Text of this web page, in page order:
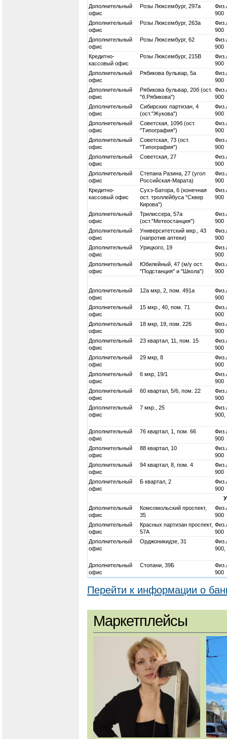
Дополнительный
офис
Розы Люксембург, 297а
900
Дополнительный
офис
Розы Люксембург, 263а
900
Дополнительный
офис
Розы Люксембург, 62
900
Кредитно-
кассовый офис
Розы Люксембург, 215В
900
Дополнительный
офис
Рябикова бульвар, 5а
900
Дополнительный
офис
Рябикова бульвар, 20б (ост.
"б.Рябикова")
900
Дополнительный
офис
Сибирских партизан, 4
(ост."Жукова")
900
Дополнительный
офис
Советская, 109б (ост.
"Типография")
900
Дополнительный
офис
Советская, 73 (ост.
"Типография")
900
Дополнительный
офис
Советская, 27
900
Дополнительный
офис
Степана Разина, 27 (угол
Российская-Марата)
900
Кредитно-
кассовый офис
Сухэ-Батора, 6 (конечная
ост. троллейбуса "Сквер
Кирова")
900
Дополнительный
офис
Трилиссера, 57а
(ост."Метеостанция")
900
Дополнительный
офис
Университетский мкр., 43
(напротив аптеки)
900
Дополнительный
офис
Урицкого, 19
900
Дополнительный
офис
Юбилейный, 47 (м/у ост.
"Подстанция" и "Школа")
900
Дополнительный
офис
12а мкр, 2, пом. 491а
900
Дополнительный
офис
15 мкр., 40, пом. 71
900
Дополнительный
офис
18 мкр, 19, пом. 226
900
Дополнительный
офис
23 квартал, 11, пом. 15
900
Дополнительный
офис
29 мкр, 8
900
Дополнительный
офис
6 мкр, 19/1
900
Дополнительный
офис
60 квартал, 5/6, пом. 22
900
Дополнительный
офис
7 мкр., 25
900,
Дополнительный
офис
76 квартал, 1, пом. 66
900
Дополнительный
офис
88 квартал, 10
900
Дополнительный
офис
94 квартал, 8, пом. 4
900
Дополнительный
офис
Б квартал, 2
900
Дополнительный
офис
Комсомольский проспект,
35
900
Дополнительный
офис
Красных партизан проспект,
57А
900
Дополнительный
офис
Орджоникидзе, 31
900,
Дополнительный
офис
Стопани, 39Б
900
Перейти к информации о
Маркетплейсы